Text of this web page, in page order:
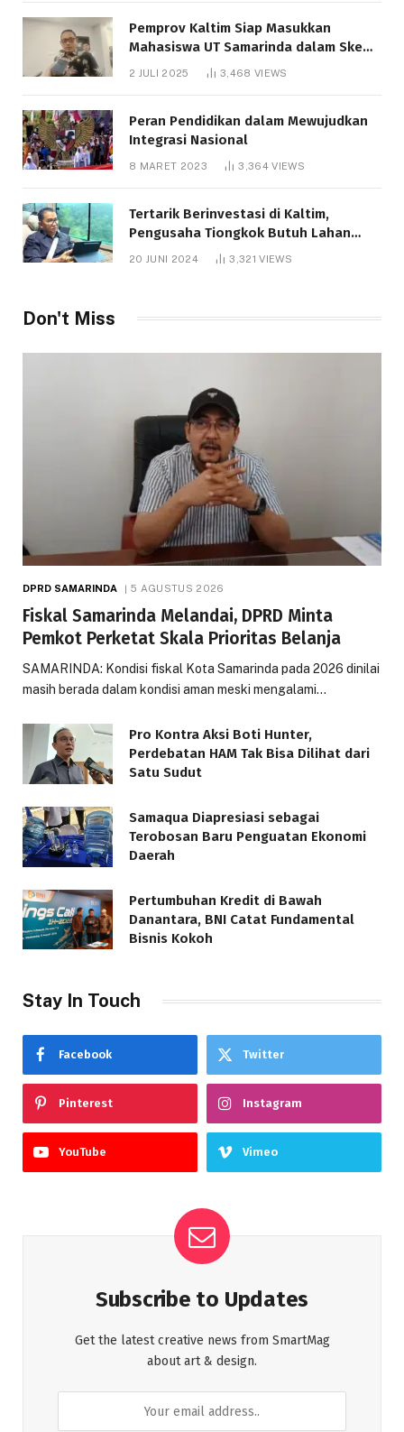
Pemprov Kaltim Siap Masukkan
Mahasiswa UT Samarinda dalam Skema
Bantuan Pendidikan Gratispol
2 JULI 2025 3,468 VIEWS
Peran Pendidikan dalam Mewujudkan
Integrasi Nasional
8 MARET 2023 3,364VIEWS
Tertarik Berinvestasi di Kaltim,
Pengusaha Tiongkok Butuh Lahan
20 JUNI 2024 3,321VIEWS
Don't Miss
DPRD SAMARINDA 5 AGUSTUS 2026
Fiskal Samarinda Melandai, DPRD Minta
Pemkot Perketat Skala Prioritas Belanja
SAMARINDA: Kondisi fiskal Kota Samarinda pada 2026 dinilai
masih berada dalam kondisi aman meski mengalami…
Pro Kontra Aksi Boti Hunter,
Perdebatan HAM Tak Bisa Dilihat dari
Satu Sudut
Samaqua Diapresiasi sebagai
Terobosan Baru Penguatan Ekonomi
Daerah
Pertumbuhan Kredit di Bawah
Danantara, BNI Catat Fundamental
Bisnis Kokoh
Stay In Touch
Facebook Twitter
Pinterest Instagram
YouTube Vimeo
Subscribe to Updates
Get the latest creative news from SmartMag
about art & design.